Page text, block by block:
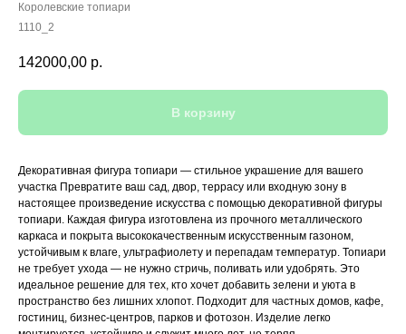
Королевские топиари
1110_2
142000,00 р.
В корзину
Декоративная фигура топиари — стильное украшение для вашего
участка Превратите ваш сад, двор, террасу или входную зону в
настоящее произведение искусства с помощью декоративной фигуры
топиари. Каждая фигура изготовлена из прочного металлического
каркаса и покрыта высококачественным искусственным газоном,
устойчивым к влаге, ультрафиолету и перепадам температур. Топиари
не требует ухода — не нужно стричь, поливать или удобрять. Это
идеальное решение для тех, кто хочет добавить зелени и уюта в
пространство без лишних хлопот. Подходит для частных домов, кафе,
гостиниц, бизнес-центров, парков и фотозон. Изделие легко